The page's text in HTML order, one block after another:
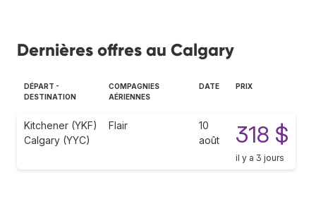
Dernières offres au Calgary
DÉPART -
DESTINATION
COMPAGNIES
AÉRIENNES
DATE PRIX
Kitchener (YKF)
Calgary (YYC)
Flair
10
août
318 $
il y a 3 jours